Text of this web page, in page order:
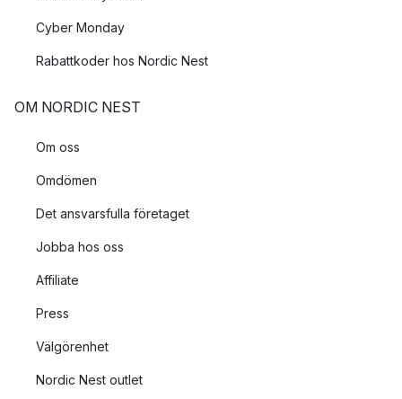
Cyber Monday
Rabattkoder hos Nordic Nest
OM NORDIC NEST
Om oss
Omdömen
Det ansvarsfulla företaget
Jobba hos oss
Affiliate
Press
Välgörenhet
Nordic Nest outlet